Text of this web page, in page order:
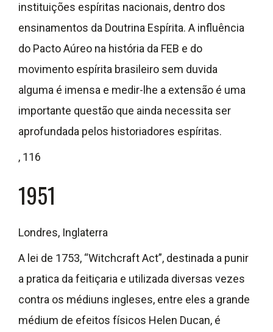
instituições espíritas nacionais, dentro dos
ensinamentos da Doutrina Espírita. A influência
do Pacto Aúreo na história da FEB e do
movimento espírita brasileiro sem duvida
alguma é imensa e medir-lhe a extensão é uma
importante questão que ainda necessita ser
aprofundada pelos historiadores espíritas.
, 116
1951
Londres, Inglaterra
A lei de 1753, “Witchcraft Act”, destinada a punir
a pratica da feitiçaria e utilizada diversas vezes
contra os médiuns ingleses, entre eles a grande
médium de efeitos físicos Helen Ducan, é